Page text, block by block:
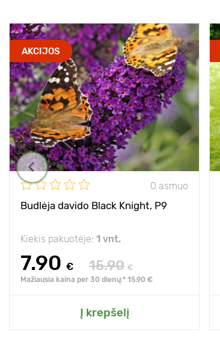
AKCIJOS
0 asmuo
Budlėja davido Black Knight, P9
Kiekis pakuotėje: 1 vnt.
7.90 € 15.90 €
Mažiausia kaina per 30 dienų:* 15.90 €
Į krepšelį